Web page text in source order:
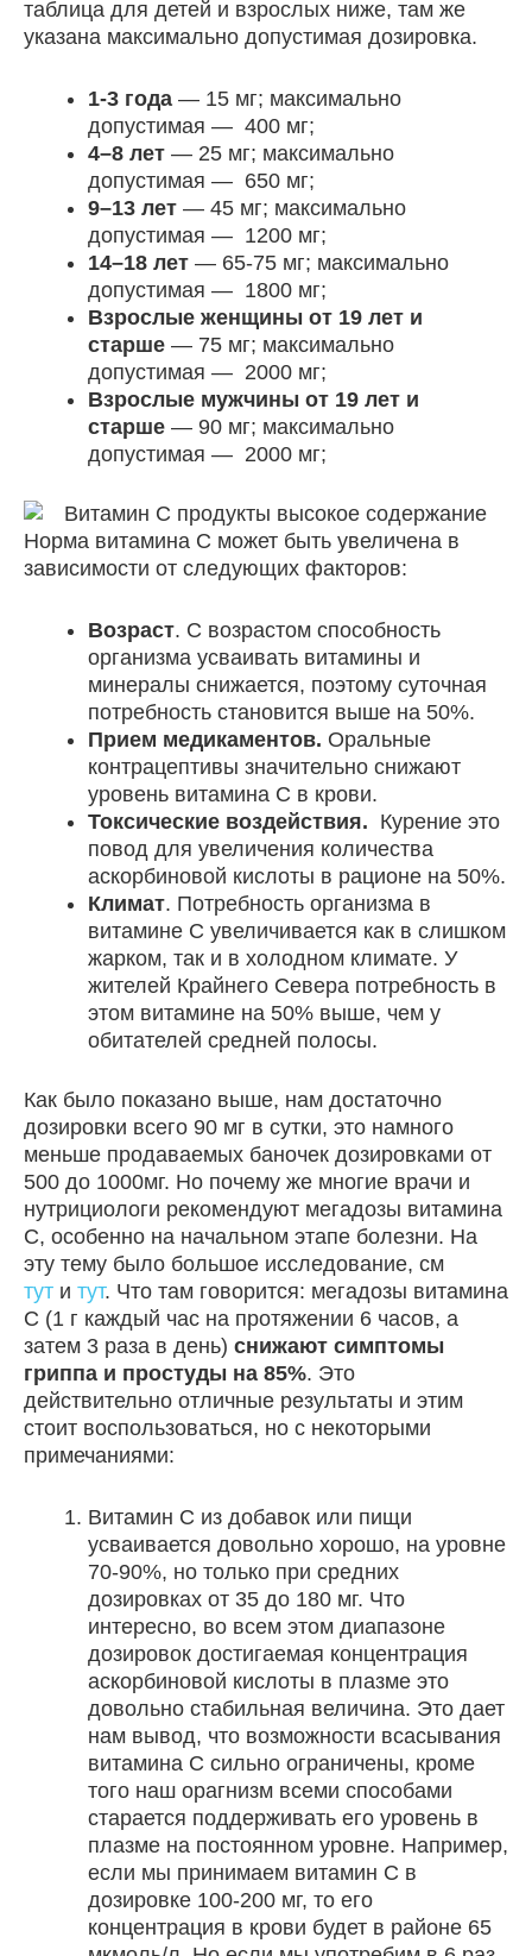
таблица для детей и взрослых ниже, там же
указана максимально допустимая дозировка.
1-3 года — 15 мг; максимально
допустимая — 400 мг;
4–8 лет — 25 мг; максимально
допустимая — 650 мг;
9–13 лет — 45 мг; максимально
допустимая — 1200 мг;
14–18 лет — 65-75 мг; максимально
допустимая — 1800 мг;
Взрослые женщины от 19 лет и
старше — 75 мг; максимально
допустимая — 2000 мг;
Взрослые мужчины от 19 лет и
старше — 90 мг; максимально
допустимая — 2000 мг;
Норма витамина С может быть увеличена в
зависимости от следующих факторов:
Возраст. С возрастом способность
организма усваивать витамины и
минералы снижается, поэтому суточная
потребность становится выше на 50%.
Прием медикаментов. Оральные
контрацептивы значительно снижают
уровень витамина С в крови.
Токсические воздействия. Курение это
повод для увеличения количества
аскорбиновой кислоты в рационе на 50%.
Климат. Потребность организма в
витамине С увеличивается как в слишком
жарком, так и в холодном климате. У
жителей Крайнего Севера потребность в
этом витамине на 50% выше, чем у
обитателей средней полосы.
Как было показано выше, нам достаточно
дозировки всего 90 мг в сутки, это намного
меньше продаваемых баночек дозировками от
500 до 1000мг. Но почему же многие врачи и
нутрициологи рекомендуют мегадозы витамина
С, особенно на начальном этапе болезни. На
эту тему было большое исследование, см
тут и тут. Что там говорится: мегадозы витамина
C (1 г каждый час на протяжении 6 часов, а
затем 3 раза в день) снижают симптомы
гриппа и простуды на 85%. Это
действительно отличные результаты и этим
стоит воспользоваться, но с некоторыми
примечаниями:
Витамин С из добавок или пищи
усваивается довольно хорошо, на уровне
70-90%, но только при средних
дозировках от 35 до 180 мг. Что
интересно, во всем этом диапазоне
дозировок достигаемая концентрация
аскорбиновой кислоты в плазме это
довольно стабильная величина. Это дает
нам вывод, что возможности всасывания
витамина С сильно ограничены, кроме
того наш орагнизм всеми способами
старается поддерживать его уровень в
плазме на постоянном уровне. Например,
если мы принимаем витамин С в
дозировке 100-200 мг, то его
концентрация в крови будет в районе 65